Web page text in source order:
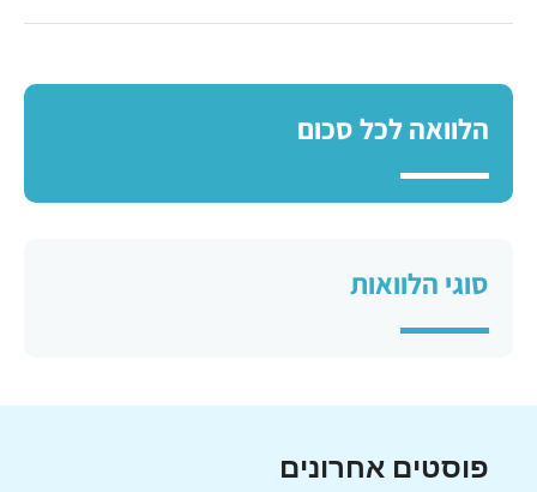
הלוואה לכל סכום
סוגי הלוואות
פוסטים אחרונים